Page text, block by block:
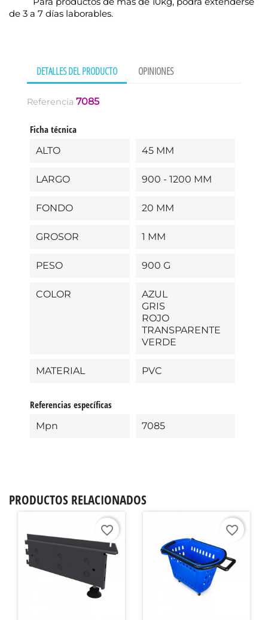
de 3 a 7 días laborables.
DETALLES DEL PRODUCTO OPINIONES
Referencia 7085
Ficha técnica
ALTO 45 MM
LARGO 900 - 1200 MM
FONDO 20 MM
GROSOR 1 MM
PESO 900 G
COLOR
AZUL
GRIS
ROJO
TRANSPARENTE
VERDE
MATERIAL PVC
Referencias específicas
Mpn 7085
PRODUCTOS RELACIONADOS
favorite_border favorite_border